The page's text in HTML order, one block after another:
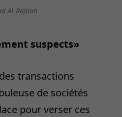
Al-Rajaan
suspects»
transactions
de sociétés
pour verser ces